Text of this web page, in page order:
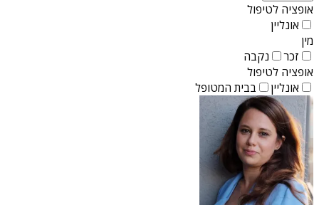
אופציה לטיפול
אונליין
מין
זכר
נקבה
אופציה לטיפול
אונליין
בבית המטופל